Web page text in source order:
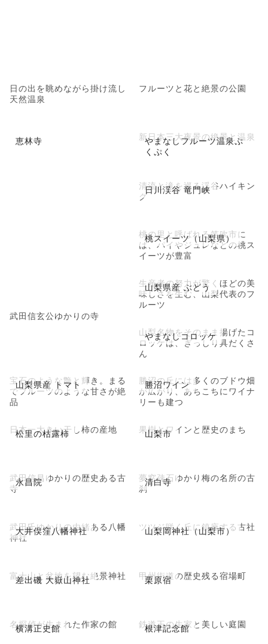
日の出を眺めながら掛け流し
天然温泉
フルーツと花と絶景の公園
恵林寺
武田信玄公ゆかりの寺
やまなしフルーツ温泉ぷ
くぷく
新日本三大夜景の絶景と温泉
日川渓谷 竜門峡
清流と滝を巡る渓谷ハイキン
グ
桃スイーツ（山梨県）
桃の里と呼ばれる笛吹市に
は、パイやジュレなどの桃ス
イーツが豊富
山梨県産 ぶどう
生産者の努力が驚くほどの美
味しさを生む、山梨代表のフ
ルーツ
やまなしコロッケ
山梨名物をそのまま揚げたコ
ロッケは、ぎっしり具だくさ
ん
山梨県産 トマト
宝石のような艶と輝き。まる
でフルーツのような甘さが絶
品
勝沼ワイン
勝沼の丘には多くのブドウ畑
が広がり、あちこちにワイナ
リーも建つ
松里の枯露柿
日本一大きい干し柿の産地 山梨市
果樹とワインと歴史のまち
永昌院
武田信昌ゆかりの歴史ある古
寺
清白寺
夢窓疎石ゆかり梅の名所の古
刹
大井俣窪八幡神社
武田氏ゆかりの由緒ある八幡
神社
山梨岡神社（山梨市）
ツツジ咲く丘に鎮座する古社
差出磯 大嶽山神社
富士山と盆地を望む絶景神社 栗原宿
甲州街道の歴史残る宿場町
横溝正史館
名探偵が生まれた作家の館 根津記念館
鉄道王の生家と美しい庭園